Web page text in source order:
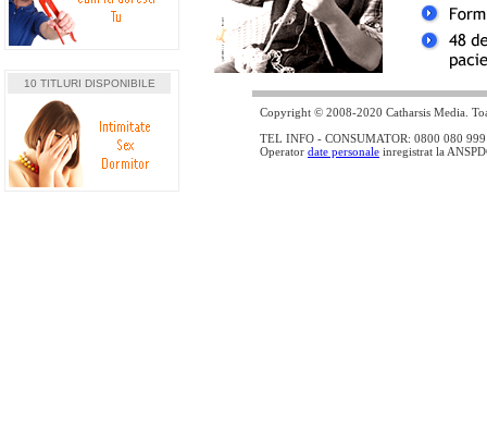
10 TITLURI DISPONIBILE
Copyright © 2008-2020 Catharsis Media.
TEL INFO - CONSUMATOR: 0800 080
Operator date personale inregistrat la